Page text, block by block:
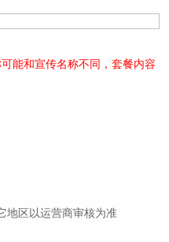
能和宣传名称不同，套餐内容
地区以运营商审核为准